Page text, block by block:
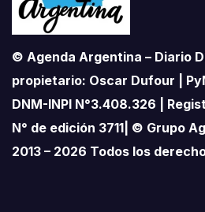
© Agenda Argentina – Diario
propietario: Oscar Dufour |
DNM-INPI N°3.408.326 |
N° de edición 3711| © Grupo
2013 – 2026 Todos los